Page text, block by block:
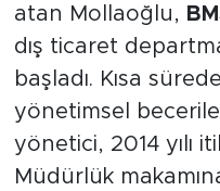
atan Mollaoğlu,
dış ticaret
başladı. Kısa
yönetimsel
yönetici, 2014 yılı
Müdürlük